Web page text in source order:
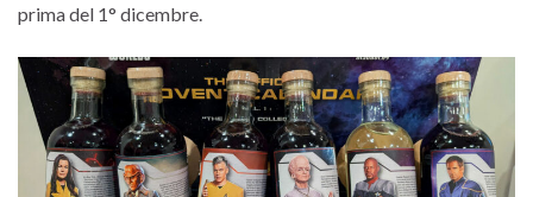
prima del 1° dicembre.